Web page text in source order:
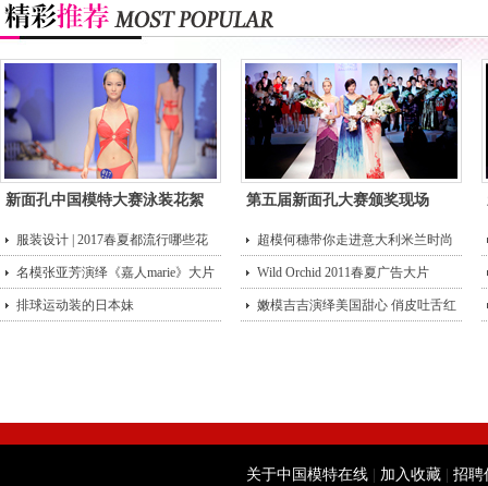
新面孔中国模特大赛泳装花絮 第五届新面孔大赛颁奖现场
服装设计 | 2017春夏都流行哪些花
型？
超模何穗带你走进意大利米兰时尚
街头
名模张亚芳演绎《嘉人marie》大片 Wild Orchid 2011春夏广告大片
排球运动装的日本妹 嫩模吉吉演绎美国甜心 俏皮吐舌红
关于中国模特在线 加入收藏 招聘